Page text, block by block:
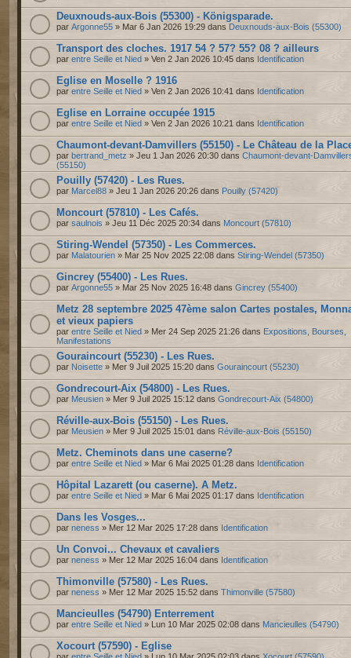
Deuxnouds-aux-Bois (55300) - Königsparade.
par Argonne55 » Mar 6 Jan 2026 19:29 dans Deuxnouds-aux-Bois (55300)
Transport des cloches. 1917 54 ? 57? 55? 08 ? ailleurs
par entre Seille et Nied » Ven 2 Jan 2026 10:45 dans Identification
Eglise en Moselle ? 1916
par entre Seille et Nied » Ven 2 Jan 2026 10:41 dans Identification
Eglise en Lorraine occupée 1915
par entre Seille et Nied » Ven 2 Jan 2026 10:21 dans Identification
Chaumont-devant-Damvillers (55150) - Le Château de la
par bertrand_metz » Jeu 1 Jan 2026 20:30 dans Chaumont-devant-
(55150)
Pouilly (57420) - Les Rues.
par Marcel88 » Jeu 1 Jan 2026 20:26 dans Pouilly (57420)
Moncourt (57810) - Les Cafés.
par saulnois » Jeu 11 Déc 2025 20:34 dans Moncourt (57810)
Stiring-Wendel (57350) - Les Commerces.
par Malatourien » Mar 25 Nov 2025 22:08 dans Stiring-Wendel (57350)
Gincrey (55400) - Les Rues.
par Argonne55 » Mar 25 Nov 2025 16:48 dans Gincrey (55400)
Metz 28 septembre 2025 47ème salon Cartes postales,
et vieux papiers
par entre Seille et Nied » Mer 24 Sep 2025 21:26 dans Expositions, Bourses,
Manifestations
Gouraincourt (55230) - Les Rues.
par Noisette » Mer 9 Juil 2025 15:20 dans Gouraincourt (55230)
Gondrecourt-Aix (54800) - Les Rues.
par Meusien » Mer 9 Juil 2025 15:12 dans Gondrecourt-Aix (54800)
Réville-aux-Bois (55150) - Les Rues.
par Meusien » Mer 9 Juil 2025 15:01 dans Réville-aux-Bois (55150)
Metz. Cheminots dans une caserne?
par entre Seille et Nied » Mar 6 Mai 2025 01:28 dans Identification
Hôpital Lazarett (ou caserne). A Metz.
par entre Seille et Nied » Mar 6 Mai 2025 01:17 dans Identification
Dans les Vosges...
par neness » Mer 12 Mar 2025 17:28 dans Identification
Un Convoi... Chevaux et cavaliers
par neness » Mer 12 Mar 2025 16:04 dans Identification
Thimonville (57580) - Les Rues.
par neness » Mer 12 Mar 2025 15:52 dans Thimonville (57580)
Mancieulles (54790) Enterrement
par entre Seille et Nied » Lun 10 Mar 2025 02:08 dans Mancieulles (54790)
Xocourt (57590) - Eglise
par entre Seille et Nied » Lun 10 Mar 2025 02:03 dans Xocourt (57590)